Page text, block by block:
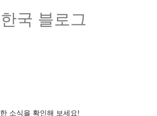
한국 블로그
소식을 확인해 보세요!